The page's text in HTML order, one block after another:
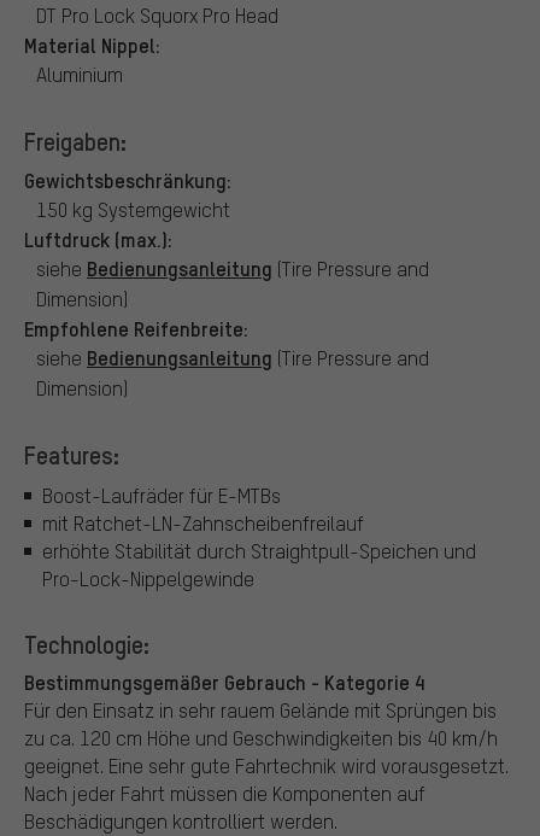
DT Pro Lock Squorx Pro Head
Material Nippel:
Aluminium
Freigaben:
Gewichtsbeschränkung:
150 kg Systemgewicht
Luftdruck (max.):
siehe Bedienungsanleitung (Tire Pressure and
Dimension)
Empfohlene Reifenbreite:
siehe Bedienungsanleitung (Tire Pressure and
Dimension)
Features:
Boost-Laufräder für E-MTBs
mit Ratchet-LN-Zahnscheibenfreilauf
erhöhte Stabilität durch Straightpull-Speichen und
Pro-Lock-Nippelgewinde
Technologie:
Bestimmungsgemäßer Gebrauch - Kategorie 4
Für den Einsatz in sehr rauem Gelände mit Sprüngen bis
zu ca. 120 cm Höhe und Geschwindigkeiten bis 40 km/h
geeignet. Eine sehr gute Fahrtechnik wird vorausgesetzt.
Nach jeder Fahrt müssen die Komponenten auf
Beschädigungen kontrolliert werden.